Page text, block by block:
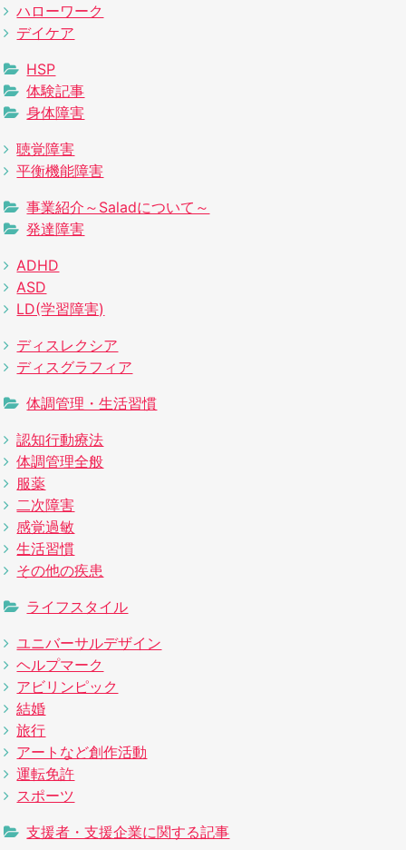
ハローワーク
デイケア
HSP
体験記事
身体障害
聴覚障害
平衡機能障害
事業紹介～Saladについて～
発達障害
ADHD
ASD
LD(学習障害)
ディスレクシア
ディスグラフィア
体調管理・生活習慣
認知行動療法
体調管理全般
服薬
二次障害
感覚過敏
生活習慣
その他の疾患
ライフスタイル
ユニバーサルデザイン
ヘルプマーク
アビリンピック
結婚
旅行
アートなど創作活動
運転免許
スポーツ
支援者・支援企業に関する記事